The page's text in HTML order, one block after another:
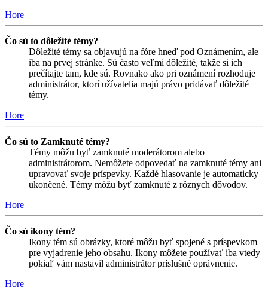
Hore
Čo sú to dôležité témy?
Dôležité témy sa objavujú na fóre hneď pod Oznámením, ale
iba na prvej stránke. Sú často veľmi dôležité, takže si ich
prečítajte tam, kde sú. Rovnako ako pri oznámení rozhoduje
administrátor, ktorí užívatelia majú právo pridávať dôležité
témy.
Hore
Čo sú to Zamknuté témy?
Témy môžu byť zamknuté moderátorom alebo
administrátorom. Nemôžete odpovedať na zamknuté témy ani
upravovať svoje príspevky. Každé hlasovanie je automaticky
ukončené. Témy môžu byť zamknuté z rôznych dôvodov.
Hore
Čo sú ikony tém?
Ikony tém sú obrázky, ktoré môžu byť spojené s príspevkom
pre vyjadrenie jeho obsahu. Ikony môžete používať iba vtedy
pokiaľ vám nastavil administrátor príslušné oprávnenie.
Hore